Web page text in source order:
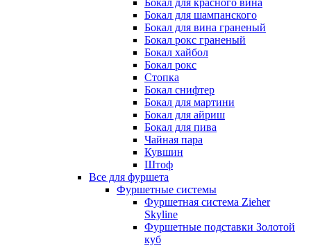
Бокал для красного вина
Бокал для шампанского
Бокал для вина граненый
Бокал рокс граненый
Бокал хайбол
Бокал рокс
Стопка
Бокал снифтер
Бокал для мартини
Бокал для айриш
Бокал для пива
Чайная пара
Кувшин
Штоф
Все для фуршета
Фуршетные системы
Фуршетная система Zieher
Skyline
Фуршетные подставки Золотой
куб